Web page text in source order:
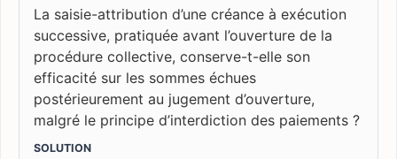
La saisie-attribution d’une créance à exécution
successive, pratiquée avant l’ouverture de la
procédure collective, conserve-t-elle son
efficacité sur les sommes échues
postérieurement au jugement d’ouverture,
malgré le principe d’interdiction des paiements ?
SOLUTION